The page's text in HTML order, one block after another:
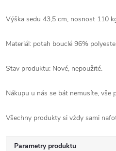
Výška sedu 43,5 cm, nosnost 110
Materiál: potah bouclé 96%
Stav produktu: Nové, nepoužité.
Nákupu u nás se bát nemusíte, vše
Všechny produkty si vždy sami
Parametry produktu